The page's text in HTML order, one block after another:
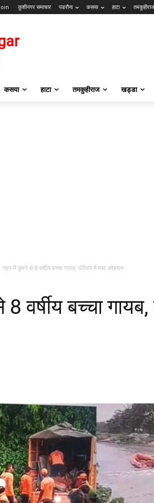
कुशीनगर समाचार पडरौना कसया हाटा तमकुहीराज
कसया हाटा तमकुहीराज खड्डा
नहर में डूबने से 8 वर्षीय बच्चा गायब, परिवार में मचा कोहराम
वर्षीय बच्चा गायब,